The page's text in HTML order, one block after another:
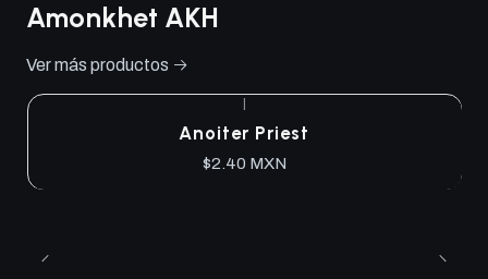
Amonkhet AKH
Ver más productos
Anoiter Priest
$2.40 MXN